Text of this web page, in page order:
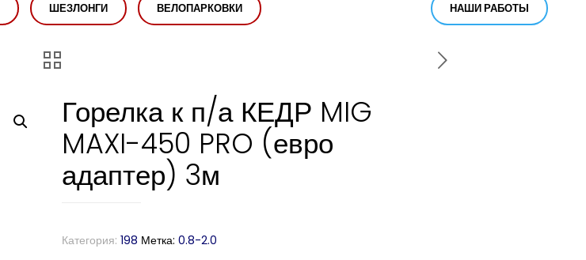
ШЕЗЛОНГИ ВЕЛОПАРКОВКИ НАШИ РАБОТЫ
Горелка к п/а КЕДР MIG
MAXI-450 PRO (евро
адаптер) 3м
Категория:198 Метка:0.8-2.0